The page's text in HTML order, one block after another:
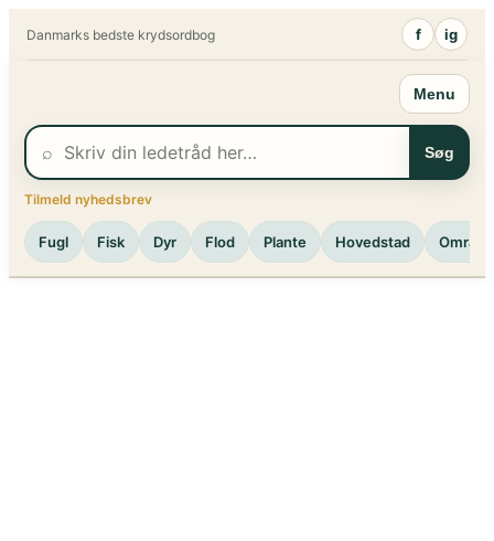
Danmarks bedste krydsordbog f ig
Menu
⌕ Søg
Tilmeld nyhedsbrev
Fugl Fisk Dyr Flod Plante Hovedstad Område